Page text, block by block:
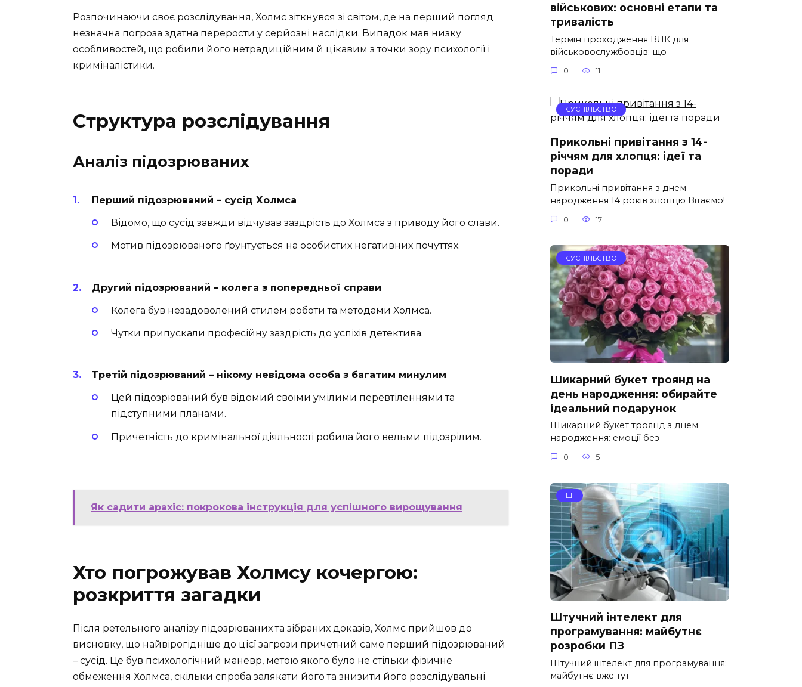
Розпочинаючи своє розслідування, Холмс зіткнувся зі світом, де на перший погляд
незначна погроза здатна перерости у серйозні наслідки. Випадок мав низку
особливостей, що робили його нетрадиційним й цікавим з точки зору психології і
криміналістики.
Структура розслідування
Аналіз підозрюваних
Перший підозрюваний – сусід Холмса
Відомо, що сусід завжди відчував заздрість до Холмса з приводу його слави.
Мотив підозрюваного ґрунтується на особистих негативних почуттях.
Другий підозрюваний – колега з попередньої справи
Колега був незадоволений стилем роботи та методами Холмса.
Чутки припускали професійну заздрість до успіхів детектива.
Третій підозрюваний – нікому невідома особа з багатим минулим
Цей підозрюваний був відомий своїми умілими перевтіленнями та
підступними планами.
Причетність до кримінальної діяльності робила його вельми підозрілим.
Як садити арахіс: покрокова інструкція для успішного вирощування
Хто погрожував Холмсу кочергою:
розкриття загадки
Після ретельного аналізу підозрюваних та зібраних доказів, Холмс прийшов до
висновку, що найвірогідніше до цієї загрози причетний саме перший підозрюваний
– сусід. Це був психологічний маневр, метою якого було не стільки фізичне
обмеження Холмса, скільки спроба залякати його та знизити його розслідувальні
військових: основні етапи та
тривалість
Термін проходження ВЛК для
військовослужбовців: що
0 11
СУСПІЛЬСТВО
Прикольні привітання з 14-
річчям для хлопця: ідеї та
поради
Прикольні привітання з днем
народження 14 років хлопцю Вітаємо!
0 17
СУСПІЛЬСТВО
Шикарний букет троянд на
день народження: обирайте
ідеальний подарунок
Шикарний букет троянд з днем
народження: емоції без
0 5
ШІ
Штучний інтелект для
програмування: майбутнє
розробки ПЗ
Штучний інтелект для програмування:
майбутнє вже тут